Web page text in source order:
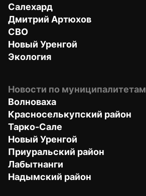
Салехард
Дмитрий Артюхов
СВО
Новый Уренгой
Экология
Новости по муниципалитетам
Волноваха
Красноселькупский район
Тарко-Сале
Новый Уренгой
Приуральский район
Лабытнанги
Надымский район